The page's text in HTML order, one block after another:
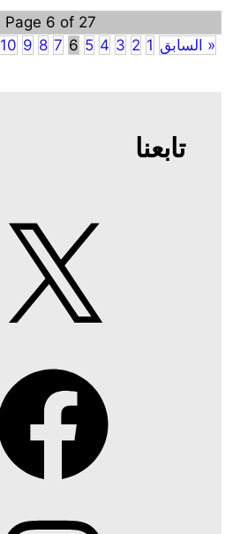
Page 6 of 27
« السابق 1
2
3
4
5
6
7
8
9
10
تابعنا
Facebook
Instagram